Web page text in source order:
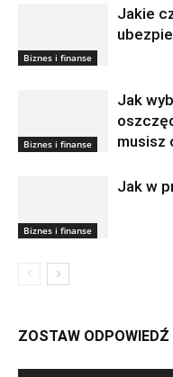
Biznes i finanse
Jakie
Biznes i finanse
Jak
musisz
Biznes i finanse
Jak w
ZOSTAW ODPOWIEDŹ